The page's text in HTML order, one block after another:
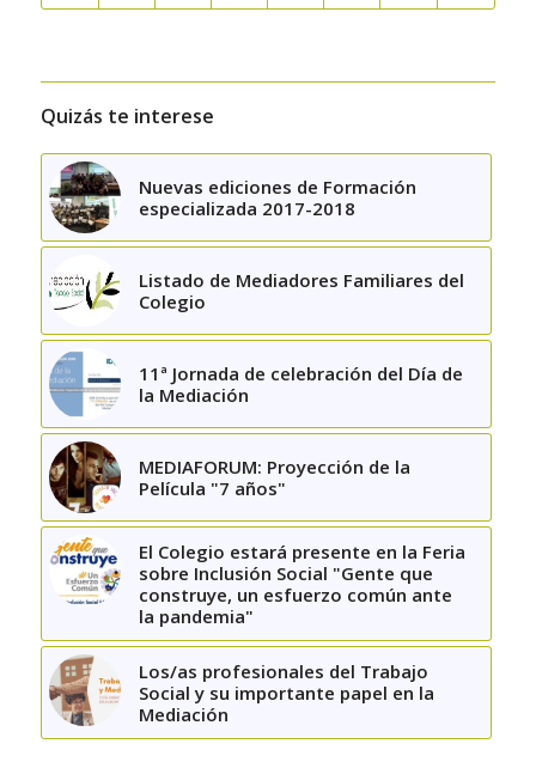
Quizás te interese
Nuevas ediciones de Formación
especializada 2017-2018
Listado de Mediadores Familiares del
Colegio
11ª Jornada de celebración del Día de
la Mediación
MEDIAFORUM: Proyección de la
Película "7 años"
El Colegio estará presente en la Feria
sobre Inclusión Social "Gente que
construye, un esfuerzo común ante
la pandemia"
Los/as profesionales del Trabajo
Social y su importante papel en la
Mediación